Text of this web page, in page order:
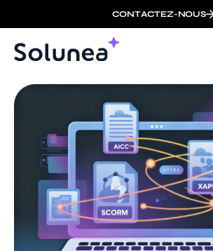
CONTACTEZ-NOUS